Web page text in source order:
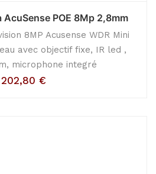
AcuSense POE 8Mp 2,8mm
8MP Acusense WDR Mini
avec objectif fixe, IR led ,
microphone integré
202,80 €